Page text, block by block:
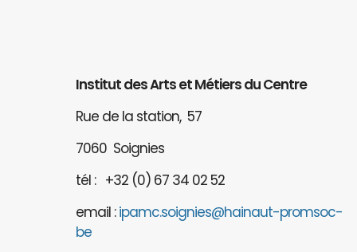
Institut des Arts et Métiers du Centre
Rue de la station, 57
7060 Soignies
tél : +32 (0) 67 34 02 52
email :ipamc.soignies@hainaut-promsoc-
be